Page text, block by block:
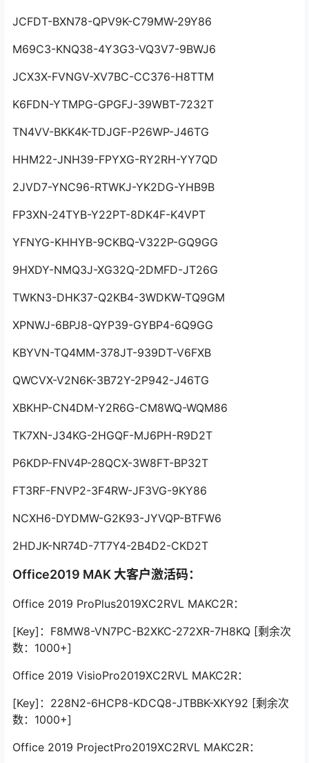
JCFDT-BXN78-QPV9K-C79MW-29Y86
M69C3-KNQ38-4Y3G3-VQ3V7-9BWJ6
JCX3X-FVNGV-XV7BC-CC376-H8TTM
K6FDN-YTMPG-GPGFJ-39WBT-7232T
TN4VV-BKK4K-TDJGF-P26WP-J46TG
HHM22-JNH39-FPYXG-RY2RH-YY7QD
2JVD7-YNC96-RTWKJ-YK2DG-YHB9B
FP3XN-24TYB-Y22PT-8DK4F-K4VPT
YFNYG-KHHYB-9CKBQ-V322P-GQ9GG
9HXDY-NMQ3J-XG32Q-2DMFD-JT26G
TWKN3-DHK37-Q2KB4-3WDKW-TQ9GM
XPNWJ-6BPJ8-QYP39-GYBP4-6Q9GG
KBYVN-TQ4MM-378JT-939DT-V6FXB
QWCVX-V2N6K-3B72Y-2P942-J46TG
XBKHP-CN4DM-Y2R6G-CM8WQ-WQM86
TK7XN-J34KG-2HGQF-MJ6PH-R9D2T
P6KDP-FNV4P-28QCX-3W8FT-BP32T
FT3RF-FNVP2-3F4RW-JF3VG-9KY86
NCXH6-DYDMW-G2K93-JYVQP-BTFW6
2HDJK-NR74D-7T7Y4-2B4D2-CKD2T
Office2019 MAK 大客户激活码：
Office 2019 ProPlus2019XC2RVL MAKC2R：
[Key]：F8MW8-VN7PC-B2XKC-272XR-7H8KQ [剩余次
数：1000+]
Office 2019 VisioPro2019XC2RVL MAKC2R：
[Key]：228N2-6HCP8-KDCQ8-JTBBK-XKY92 [剩余次
数：1000+]
Office 2019 ProjectPro2019XC2RVL MAKC2R：